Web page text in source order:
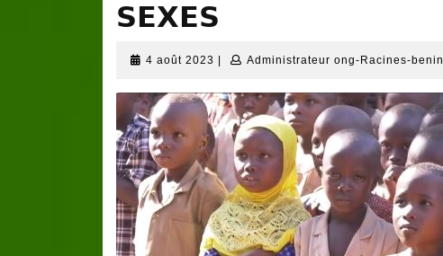
𝗦𝗘𝗫𝗘𝗦
4 août 2023 4
2023
Administrateur ong-Racines-benin